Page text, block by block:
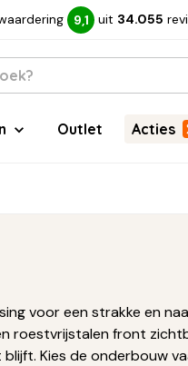
9,1 uit 34.055
Outlet Acties
voor een strakke en
roestvrijstalen front
Kies de onderbouw